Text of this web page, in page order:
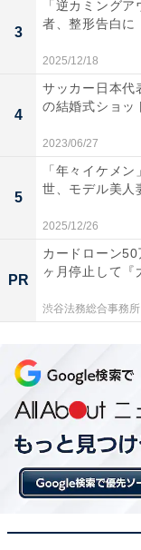
3
「逆カミング
者、整形告白に
2025/12/18
4
サッカー日本代
の結婚式ショッ
2023/06/27
5
「年々イケメ
世、モデル美人
2025/12/26
PR
カードローン
ヶ月停止して『
渋谷法務総合事務所